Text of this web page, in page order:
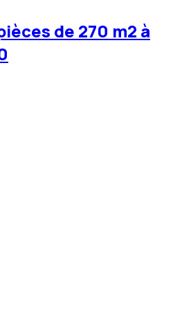
de 270 m2 à